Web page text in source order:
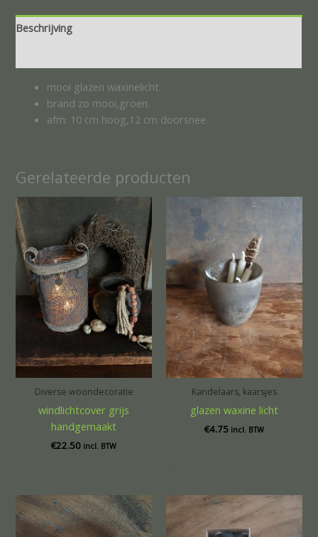
Beschrijving
mooi glazen waxinelicht.
brand zo mooi,groen.
afm: 10 cm hoog,12 cm doorsnee.
Gerelateerde producten
Diverse woondecoratie
windlichtcover grijs
handgemaakt
€22.50 incl. BTW
Kandelaars, kaarsjes
glazen waxine licht
€4.75 incl. BTW